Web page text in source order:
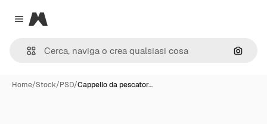
Close menu
Magnific
Cerca
Home/Stock/PSD/Cappello da pescator…